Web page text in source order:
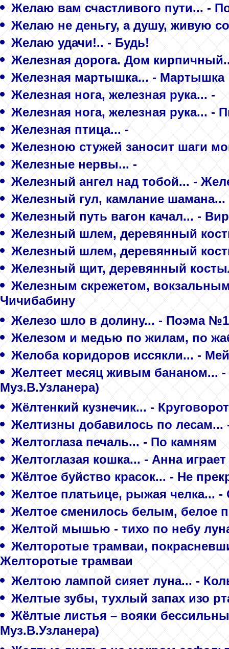
Желаю вам счастливого пути... -
Желаю не деньгу, а душу,
Желаю удачи!.. - Будь!
Железная дорога. Дом
Железная мартышка... - Мартышка
Железная нога, железная рука... -
Железная нога, железная рука... -
Железная птица... -
Железною стужей заносит шаги
Железные нервы... -
Железный ангел над тобой... -
Железный гул, камлание
Железный путь вагон качал... -
Железный шлем, деревянный
Железный шлем, деревянный
Железный щит, деревянный
Железным скрежетом,
Чичибабину
Железо шло в долину... - Поэма №1
Железом и медью по жилам, по
Желоба коридоров иссякли... -
Желтеет месяц живым бананом...
Муз.В.Узланера)
Жёлтенкий кузнечик... -
Желтизны добавилось по лесам...
Желтоглаза печаль... - По камням
Желтоглазая кошка... - Анна
Жёлтое буйство красок... - Не
Желтое платьице, рыжая челка... -
Желтое сменилось белым, белое
Желтой мышью - тихо по небу
Желторотые трамваи,
Желторотые трамваи
Желтою лампой сияет луна... -
Желтые зубы, тухлый запах изо
Жёлтые листья – вояки
Муз.В.Узланера)